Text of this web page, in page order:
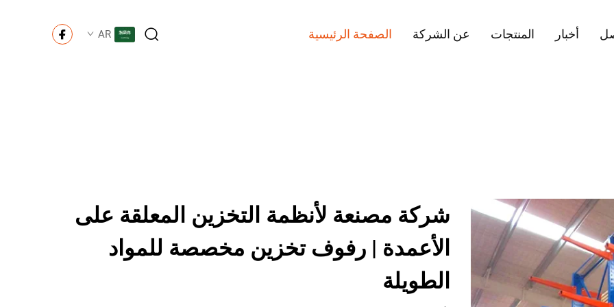
الصفحة الرئيسية عن الشركة المنتجات أخبار AR
شركة مصنعة لأنظمة التخزين المعلقة على
الأعمدة | رفوف تخزين مخصصة للمواد
الطويلة